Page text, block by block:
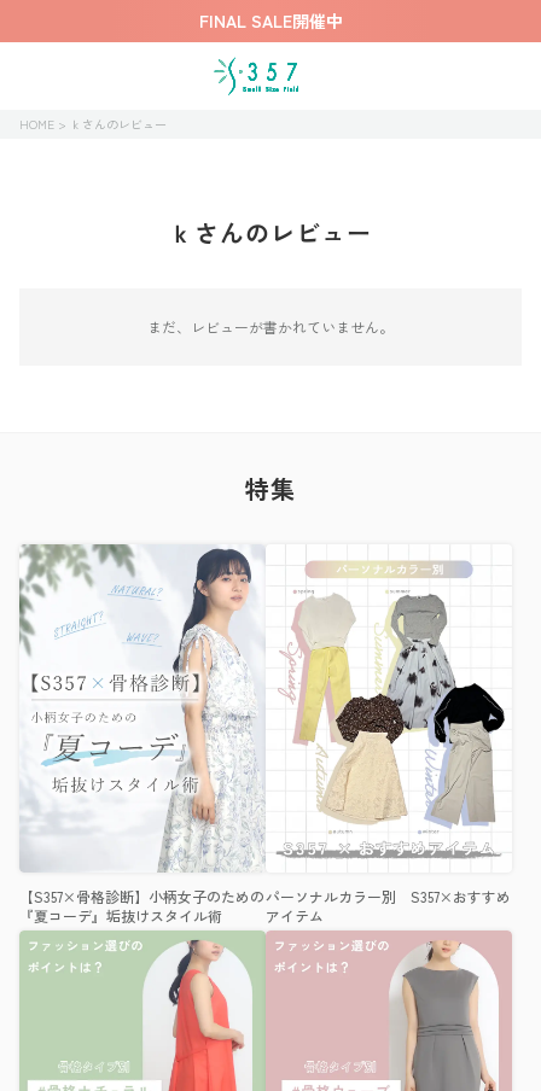
FINAL SALE開催中
HOME ｋさんのレビュー
ｋさんのレビュー
まだ、レビューが書かれていません。
特集
【S357×骨格診断】小柄女子のための
『夏コーデ』垢抜けスタイル術
パーソナルカラー別 S357×おすすめ
アイテム